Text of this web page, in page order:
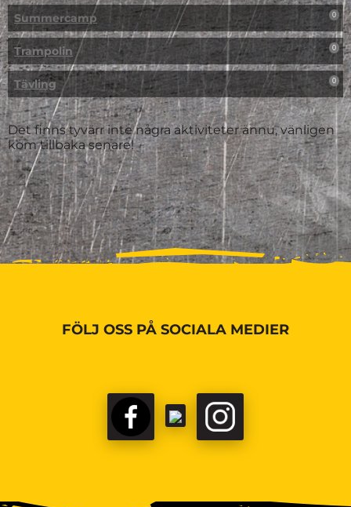
Summercamp 0
Trampolin 0
Tävling 0
Det finns tyvärr inte några aktiviteter ännu, vänligen
kom tillbaka senare!
FÖLJ OSS PÅ SOCIALA MEDIER